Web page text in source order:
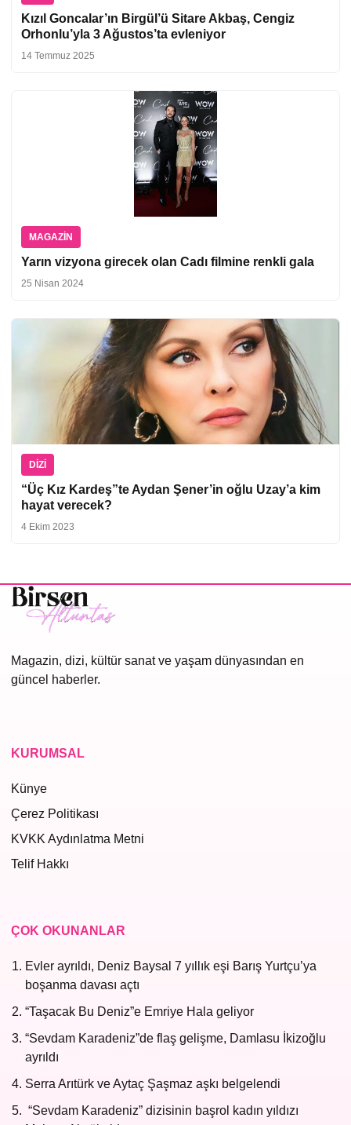
Kızıl Goncalar’ın Birgül’ü Sitare Akbaş, Cengiz
Orhonlu’yla 3 Ağustos’ta evleniyor
14 Temmuz 2025
MAGAZIN
Yarın vizyona girecek olan Cadı filmine renkli gala
25 Nisan 2024
DIZI
“Üç Kız Kardeş”te Aydan Şener’in oğlu Uzay’a kim
hayat verecek?
4 Ekim 2023
Magazin, dizi, kültür sanat ve yaşam dünyasından en
güncel haberler.
KURUMSAL
Künye
Çerez Politikası
KVKK Aydınlatma Metni
Telif Hakkı
ÇOK OKUNANLAR
Evler ayrıldı, Deniz Baysal 7 yıllık eşi Barış Yurtçu’ya
boşanma davası açtı
“Taşacak Bu Deniz”e Emriye Hala geliyor
“Sevdam Karadeniz”de flaş gelişme, Damlasu İkizoğlu
ayrıldı
Serra Arıtürk ve Aytaç Şaşmaz aşkı belgelendi
“Sevdam Karadeniz” dizisinin başrol kadın yıldızı